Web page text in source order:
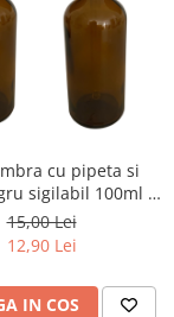
cu pipeta si
sigilabil 100ml -
set 2 buc
15,00 Lei
12,90 Lei
IN COS